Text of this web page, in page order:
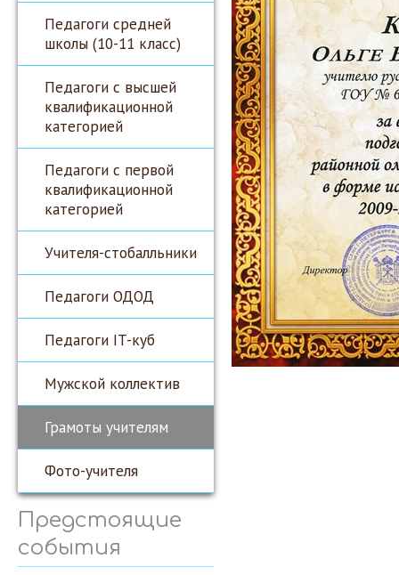
Педагоги средней
школы (10-11 класс)
Педагоги с высшей
квалификационной
категорией
Педагоги с первой
квалификационной
категорией
Учителя-стобалльники
Педагоги ОДОД
Педагоги IT-куб
Мужской коллектив
Грамоты учителям
Фото-учителя
Предстоящие
события